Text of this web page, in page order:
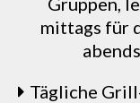
mittags für
Tägliche